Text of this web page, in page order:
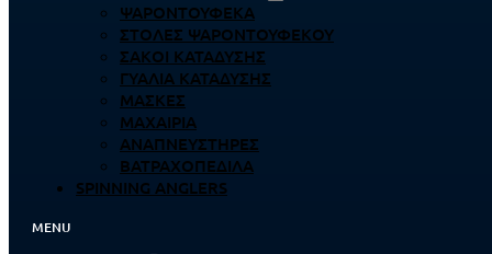
ΨΑΡΟΝΤΟΎΦΕΚΑ
ΣΤΟΛΈΣ ΨΑΡΟΝΤΟΎΦΕΚΟΥ
ΣΆΚΟΙ ΚΑΤΆΔΥΣΗΣ
ΓΥΑΛΙΆ ΚΑΤΆΔΥΣΗΣ
ΜΆΣΚΕΣ
ΜΑΧΑΊΡΙΑ
ΑΝΑΠΝΕΥΣΤΉΡΕΣ
ΒΑΤΡΑΧΟΠΈΔΙΛΑ
SPINNING ANGLERS